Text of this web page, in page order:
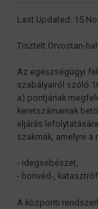
Last Updated: 15
Tisztelt Orvostan-
Az egészségügyi
szabályairól szóló
a) pontjának
keretszámainak
eljárás
szakmák, amelyre a
- idegsebészet,
- honvéd-,
A központi